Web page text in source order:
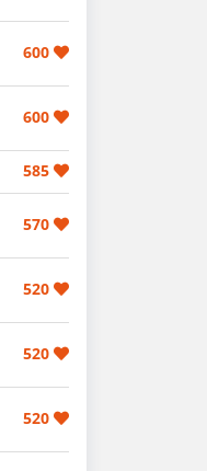
600
600
585
570
520
520
520